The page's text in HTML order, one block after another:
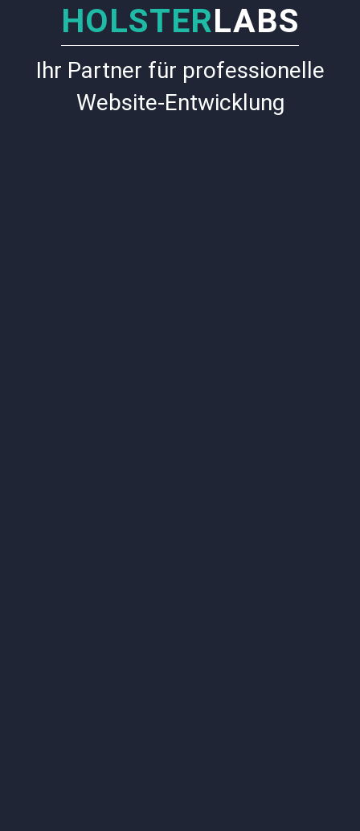
HOLSTERLABS
Ihr Partner für professionelle
Website-Entwicklung